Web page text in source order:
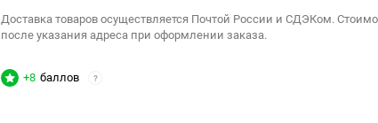
Доставка товаров осуществляется Почтой России и СДЭКом.
после указания адреса при оформлении заказа.
+8 баллов ?